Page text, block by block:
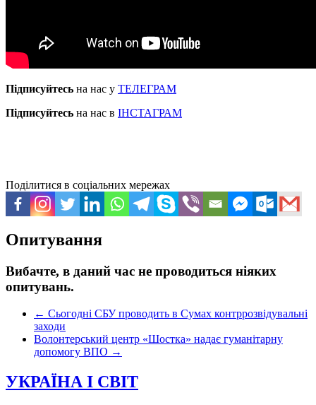
Підписуйтесь на нас у ТЕЛЕГРАМ
Підписуйтесь на нас в ІНСТАГРАМ
Поділитися в соціальних мережах
Опитування
Вибачте, в даний час не проводиться ніяких
опитувань.
← Сьогодні СБУ проводить в Сумах контррозвідувальні
заходи
Волонтерський центр «Шостка» надає гуманітарну
допомогу ВПО →
УКРАЇНА І СВІТ